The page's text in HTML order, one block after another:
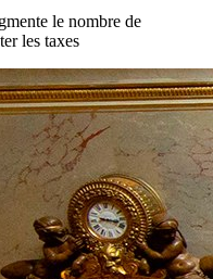
le nombre de
les taxes